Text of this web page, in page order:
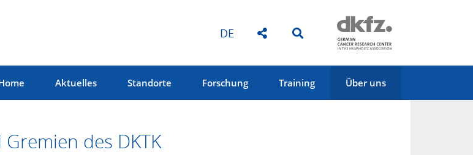
DE
Aktuelles Standorte Forschung Training Über uns
des DKTK